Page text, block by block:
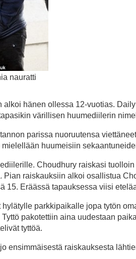
nauratti
hänen ollessa 12-vuotias.
värillisen huumediilerin
parissa nuoruutensa
huumeisiin
Choudhury raiskasi
Pian raiskauksiin alkoi osallistua
15. Eräässä tapauksessa viisi
hylätylle parkkipaikalle jopa tytön
pakotettiin aina uudestaan
tyttöä.
ensimmäisestä raiskauksesta